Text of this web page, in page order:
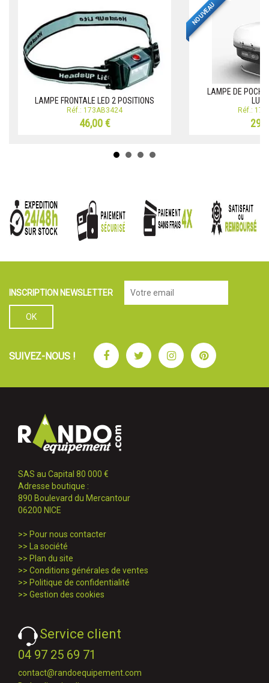
LAMPE FRONTALE LED 2 POSITIONS
Réf.: 173AB3424
46,00 €
NOUVEAU
LAMPE DE
Réf.:
INSCRIPTION NEWSLETTER
SUIVEZ-NOUS ! FacebookTwitterInstagramPinterest
SAS au Capital 80 000 €
Adresse boutique :
890 Boulevard du Mercantour
06200 NICE
>> Pour nous contacter
>>
La société
>> Plan du site
>> Conditions générales de ventes
>> Politique de confidentialité
>> Gestion des cookies
Service client
04 97 25 69 71
contact@randoequipement.com